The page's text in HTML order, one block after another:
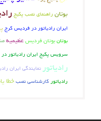
بوتان راهنمای نصب پکیج
ایران رادیاتور در فردیس کرج
بوتان بوتان فردیسعظیمیه
سرویس پکیج ایران رادیاتور
رادیاتور نمایندگی ایران
رادیاتورکارشناسی نصبخطا